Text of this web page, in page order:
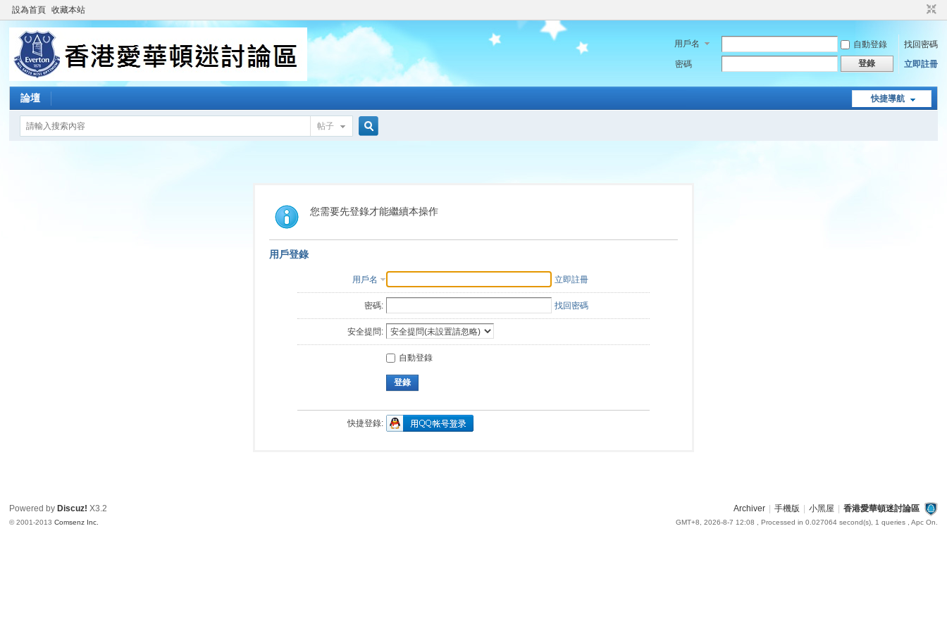
設為首頁 收藏本站
用戶名 自動登錄
找回密碼
密碼
登錄 立即註冊
快捷導航
論壇
帖子
索
您需要先登錄才能繼續本操作
用戶登錄
用戶名 立即註冊
密碼: 找回密碼
安全提問:
自動登錄
登錄
快捷登錄:
Archiver 手機版 小黑屋 香港愛華頓迷討論區
GMT+8, 2026-8-7 12:08 , Processed in 0.027064 second(s), 1 queries , Apc On.
Powered by Discuz! X3.2
© 2001-2013Comsenz Inc.